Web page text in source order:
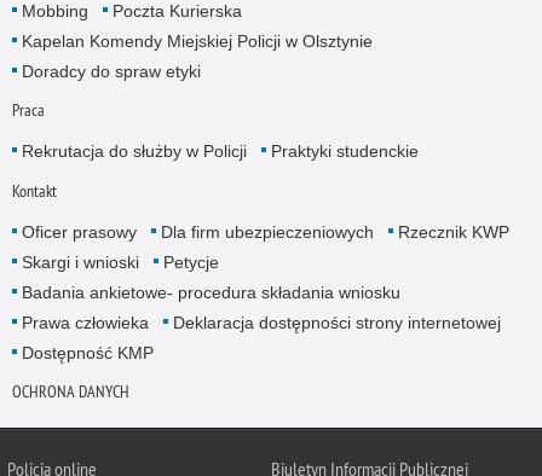
Mobbing
Poczta Kurierska
Kapelan Komendy Miejskiej Policji w Olsztynie
Doradcy do spraw etyki
Praca
Rekrutacja do służby w Policji Praktyki studenckie
Kontakt
Oficer prasowy Dla firm ubezpieczeniowych
Rzecznik KWP
Skargi i wnioski
Petycje
Badania ankietowe- procedura składania wniosku
Prawa człowieka
Deklaracja dostępności strony internetowej
Dostępność KMP
OCHRONA DANYCH
Policja online Biuletyn Informacji Publicznej